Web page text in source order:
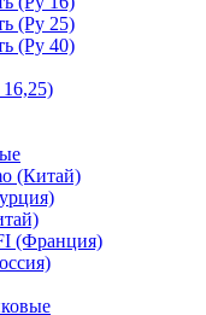
(Ру 25)
(Ру 40)
(Китай)
(Франция)